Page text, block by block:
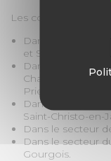
Les communes
Dans le secteur
et Saint-Martin-
Dans le secteur
Chambon-
Priest-en-Jarez et
Dans le secteur
Saint-Christo-en-
Dans le secteur
Dans le secteur
Gourgois.